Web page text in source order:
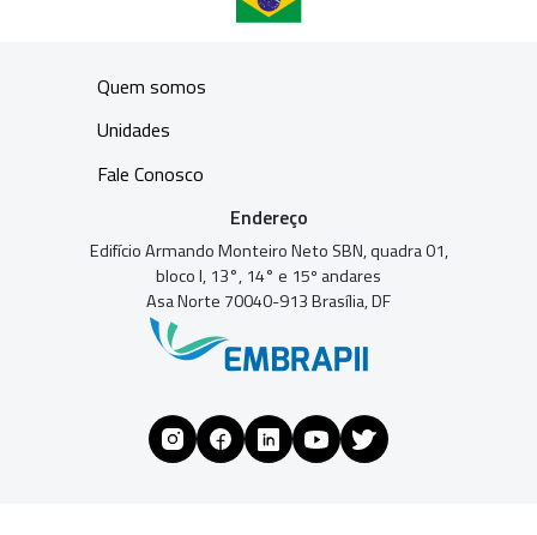
Quem somos
Unidades
Fale Conosco
Endereço
Edifício Armando Monteiro Neto SBN, quadra 01,
bloco I, 13°, 14° e 15º andares
Asa Norte 70040-913 Brasília, DF